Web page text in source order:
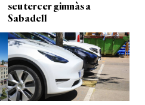
seu tercer gimnàs a
Sabadell